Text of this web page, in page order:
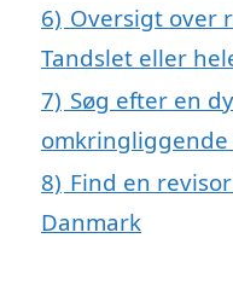
6) Oversigt over
Tandslet eller
7) Søg efter en
omkringliggende
8) Find en
Danmark